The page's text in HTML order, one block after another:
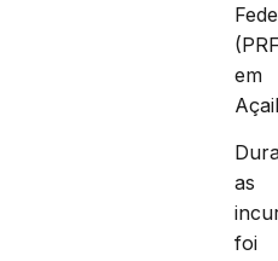
em
as
foi